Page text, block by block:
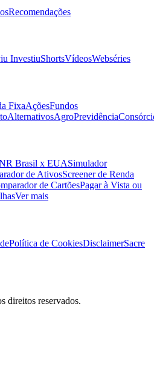
Recomendações
InvestiuShortsVídeosWebséries
FixaAçõesFundos
AlternativosAgroPrevidência
Brasil x EUASimulador
de AtivosScreener de Renda
de CartõesPagar à Vista ou
Ver mais
Política de CookiesDisclaimerSacre
direitos reservados.